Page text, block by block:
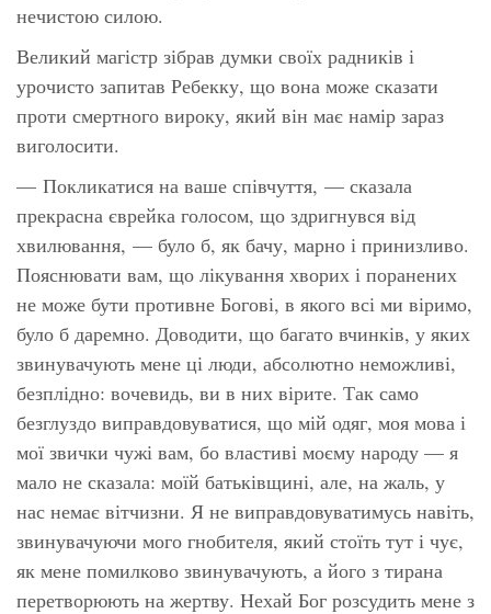
нечистою силою.
Великий магістр зібрав думки своїх радників і
урочисто запитав Ребекку, що вона може сказати
проти смертного вироку, який він має намір зараз
виголосити.
— Покликатися на ваше співчуття, — сказала
прекрасна єврейка голосом, що здригнувся від
хвилювання, — було б, як бачу, марно і принизливо.
Пояснювати вам, що лікування хворих і поранених
не може бути противне Богові, в якого всі ми віримо,
було б даремно. Доводити, що багато вчинків, у яких
звинувачують мене ці люди, абсолютно неможливі,
безплідно: вочевидь, ви в них вірите. Так само
безглуздо виправдовуватися, що мій одяг, моя мова і
мої звички чужі вам, бо властиві моєму народу — я
мало не сказала: моїй батьківщині, але, на жаль, у
нас немає вітчизни. Я не виправдовуватимусь навіть,
звинувачуючи мого гнобителя, який стоїть тут і чує,
як мене помилково звинувачують, а його з тирана
перетворюють на жертву. Нехай Бог розсудить мене з